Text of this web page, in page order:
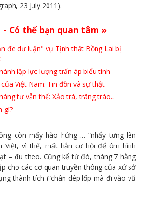
23 July 2011).
Có thể bạn quan tâm »
đe dư luận" vụ Tịnh thất Bồng Lai bị
lập lực lượng trấn áp biểu tình
Việt Nam: Tin đồn và sự thật
tư vẫn thế: Xảo trá, trâng tráo...
gì?
còn mấy hào hứng … “nhẩy tưng lên
Việt, vì thế, mất hẳn cơ hội để ôm hình
– đu theo. Cũng kể từ đó, tháng 7 hằng
cho các cơ quan truyền thông của xứ sở
thành tích (“chân dép lốp mà đi vào vũ